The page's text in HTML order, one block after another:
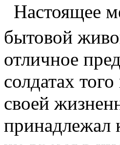
Настоящее
бытовой
отличное
солдатах
своей
принадлежал